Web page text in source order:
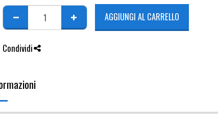
AGGIUNGI AL CARRELLO
Condividi